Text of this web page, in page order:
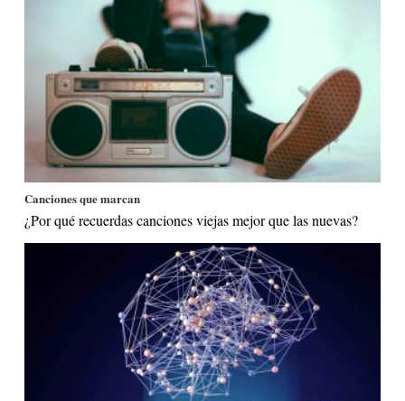
Canciones que marcan
¿Por qué recuerdas canciones viejas mejor que las nuevas?